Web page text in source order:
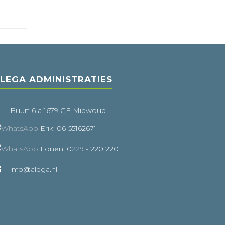
ADMINISTRATIES
Buurt 6 a 1679 GE Midwoud
Erik: 06-55162671
Lonen: 0229 - 220 220
info@alega.nl